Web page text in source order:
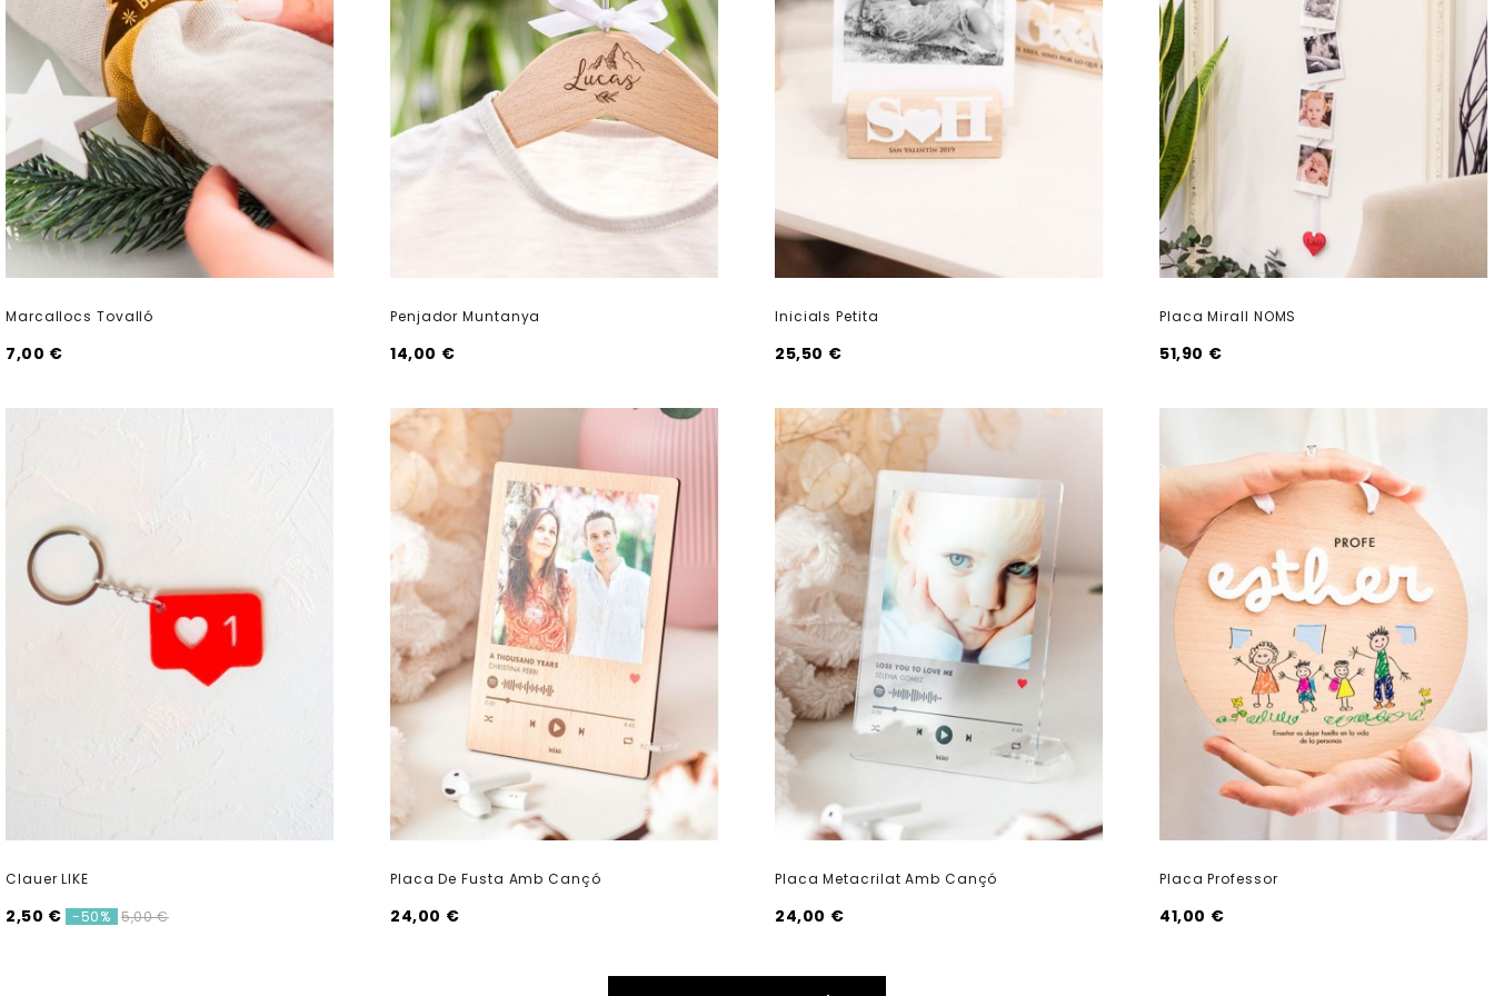
Marcallocs Tovalló
7,00 €
Penjador Muntanya
14,00 €
Inicials Petita
25,50 €
Placa Mirall NOMS
51,90 €
Clauer LIKE
2,50 € -50% 5,00 €
Placa De Fusta Amb Cançó
24,00 €
Placa Metacrilat Amb Cançó
24,00 €
Placa Professor
41,00 €